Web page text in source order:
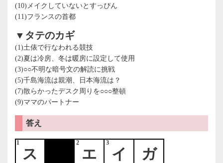
(10)メイクしていないとすっぴん
(11)フランスの首都
▼タテのカギ
(1)土俵で行なわれる競技
(2)夏は冷房、冬は暖房に設定して使用
(3)○○不明な暗号文の解読に挑戦
(5)千島海流は親潮、日本海流は？
(7)散らかったデスク周りを○○○整頓
(9)ママのパートナー
答え
1 2 3
ス エ イ
ガ